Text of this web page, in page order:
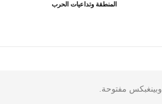
المنطقة وتداعيات الحرب
وبينغبكس مفتوحة.